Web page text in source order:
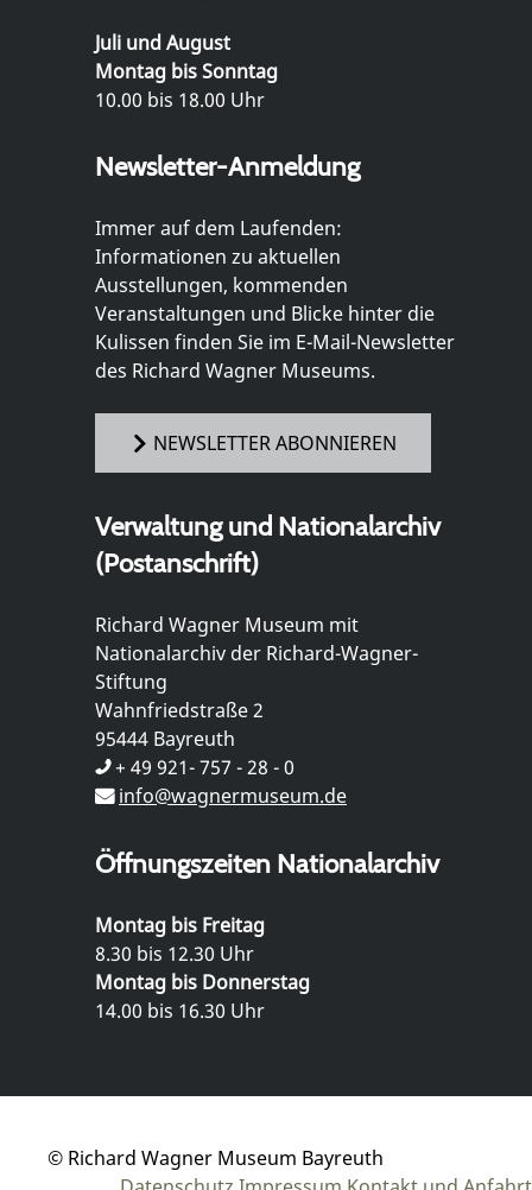
Juli und August
Montag bis Sonntag
10.00 bis 18.00 Uhr
Newsletter-Anmeldung
Immer auf dem Laufenden:
Informationen zu aktuellen
Ausstellungen, kommenden
Veranstaltungen und Blicke hinter die
Kulissen finden Sie im E-Mail-Newsletter
des Richard Wagner Museums.
NEWSLETTER ABONNIEREN
Verwaltung und Nationalarchiv
(Postanschrift)
Richard Wagner Museum mit
Nationalarchiv der Richard-Wagner-
Stiftung
Wahnfriedstraße 2
95444 Bayreuth
+ 49 921- 757 - 28 - 0
info@wagnermuseum.de
Öffnungszeiten Nationalarchiv
Montag bis Freitag
8.30 bis 12.30 Uhr
Montag bis Donnerstag
14.00 bis 16.30 Uhr
© Richard Wagner Museum Bayreuth